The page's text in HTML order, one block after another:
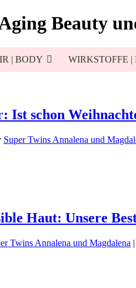
Beauty
| BODY WIRKSTOFFE |
Ist schon
Super Twins Annalena und
Haut: Unsere
Twins Annalena und Magdalena |